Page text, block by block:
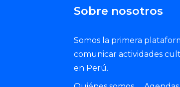
Sobre nosotros
Somos la primera
comunicar actividades
en Perú.